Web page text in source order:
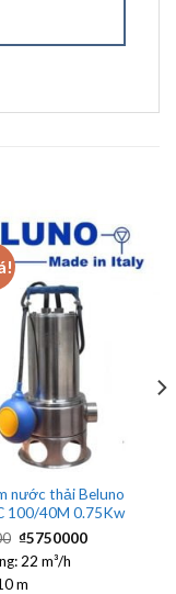
nước thải Beluno
100/40M 0.75Kw
Giá
gốc
là:
₫5750000Giá
hiện
22 m³/h
m